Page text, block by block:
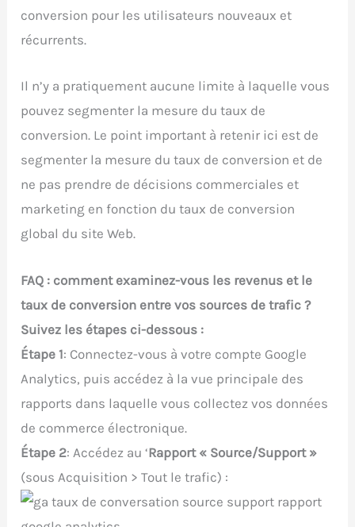
conversion pour les utilisateurs nouveaux et
récurrents.
Il n’y a pratiquement aucune limite à laquelle vous
pouvez segmenter la mesure du taux de
conversion. Le point important à retenir ici est de
segmenter la mesure du taux de conversion et de
ne pas prendre de décisions commerciales et
marketing en fonction du taux de conversion
global du site Web.
FAQ : comment examinez-vous les revenus et le
taux de conversion entre vos sources de trafic ?
Suivez les étapes ci-dessous :
Étape 1: Connectez-vous à votre compte Google
Analytics, puis accédez à la vue principale des
rapports dans laquelle vous collectez vos données
de commerce électronique.
Étape 2: Accédez au ‘Rapport « Source/Support »
(sous Acquisition > Tout le trafic) :